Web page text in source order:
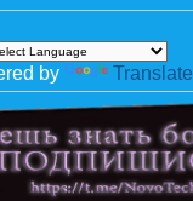
by Translate